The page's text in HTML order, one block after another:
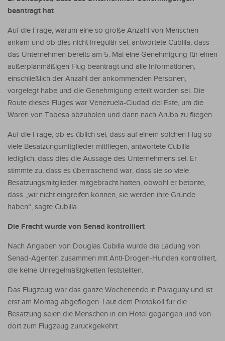
beantragt hat
Auf die Frage, warum eine so große Anzahl von Menschen
ankam und ob dies nicht irregulär sei, antwortete Cubilla, dass
das Unternehmen bereits am 5. Mai eine Genehmigung für einen
außerplanmäßigen Flug beantragt und alle Informationen,
einschließlich der Anzahl der ankommenden Personen,
vorgelegt habe und die Genehmigung erteilt worden sei. Die
Route dieses Fluges war Venezuela-Ciudad del Este, um die
Waren von Tabesa abzuholen und dann nach Aruba zu fliegen.
Auf die Frage, ob es üblich sei, dass auf einem solchen Flug so
viele Besatzungsmitglieder mitfliegen, antwortete Cubilla
lediglich, dass dies die Aussage des Unternehmens sei. Er
stimmte zu, dass es überraschend war, dass sie so viele
Besatzungsmitglieder mitgebracht hatten, obwohl er betonte,
dass „wir nicht eingreifen können, sie werden ihre Gründe
haben“, sagte Cubilla.
Die Fracht wurde von Senad kontrolliert
Nach Angaben von Douglas Cubilla wurde die Ladung von
Senad-Agenten zusammen mit Anti-Drogen-Hunden kontrolliert,
die keine Unregelmäßigkeiten feststellten.
Das Flugzeug war das ganze Wochenende in Paraguay und ist
erst am Montag abgeflogen. Laut dem Protokoll für die
Besatzung seien die Menschen in ein Hotel gegangen und von
dort zum Flugzeug zurückgekehrt.